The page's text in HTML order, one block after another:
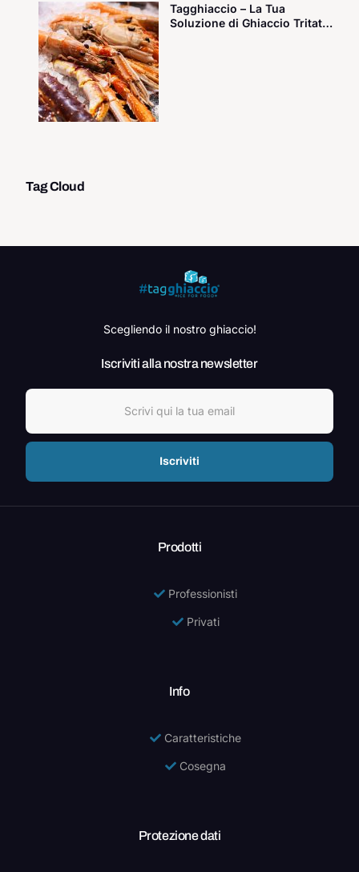
Tagghiaccio – La Tua
Soluzione di Ghiaccio Tritato
Tag Cloud
Scegliendo il nostro ghiaccio!
Iscriviti alla nostra newsletter
Iscriviti
Prodotti
Professionisti
Privati
Info
Caratteristiche
Cosegna
Protezione dati